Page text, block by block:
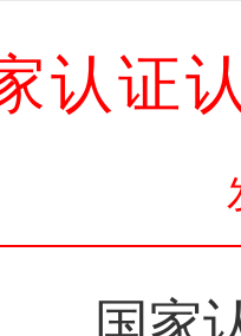
认证